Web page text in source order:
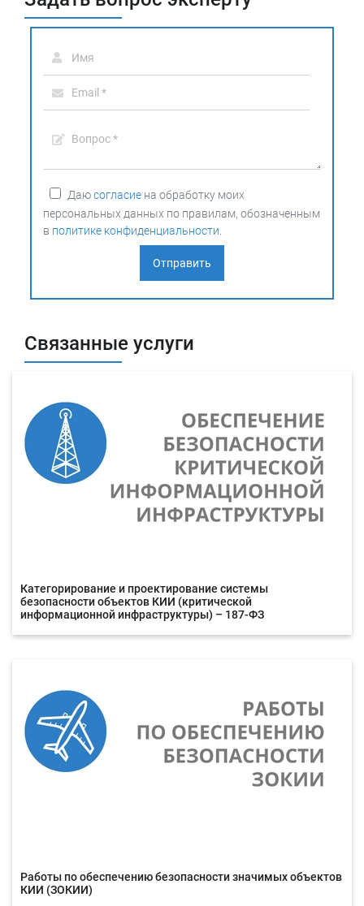
Даюсогласие на обработку моих
персональных данных по правилам, обозначенным
в политике конфиденциальности.
Связанные услуги
Категорирование и проектирование системы
безопасности объектов КИИ (критической
информационной инфраструктуры) – 187-ФЗ
Работы по обеспечению безопасности значимых объектов
КИИ (ЗОКИИ)